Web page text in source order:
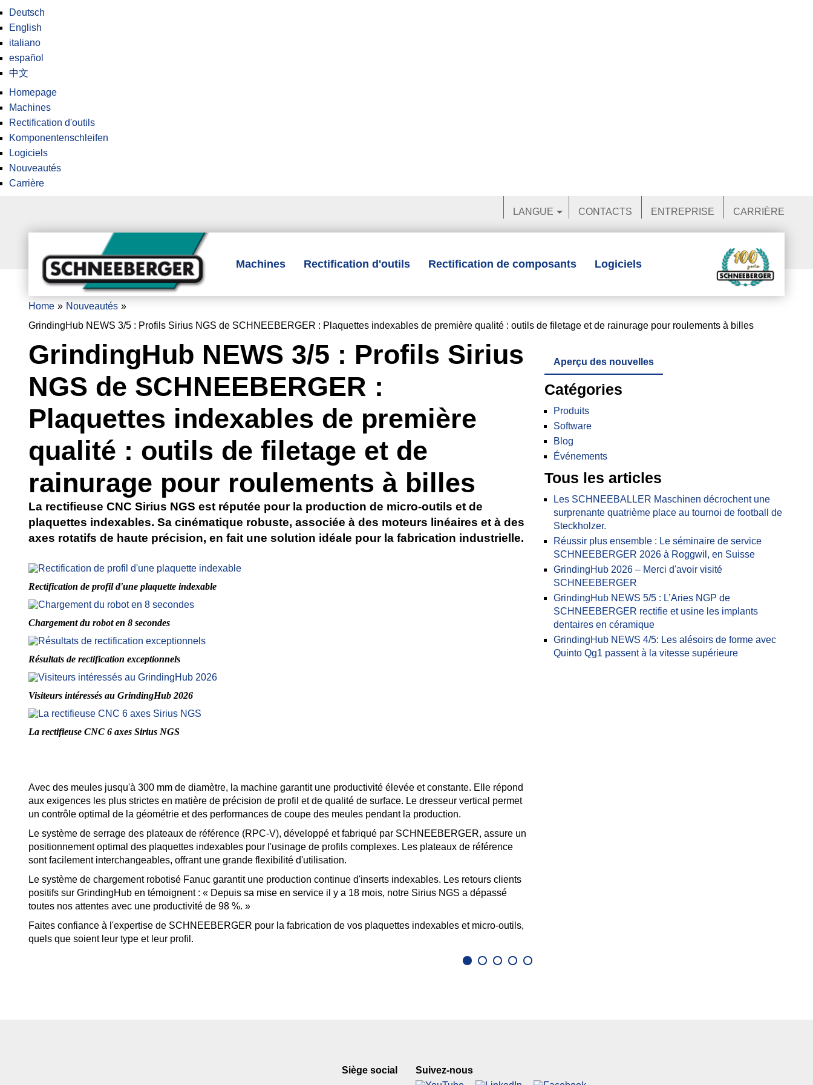
Deutsch
English
italiano
español
中文
Homepage
Machines
Rectification d'outils
Komponentenschleifen
Logiciels
Nouveautés
Carrière
LANGUE CONTACTS ENTREPRISE CARRIÈRE
Machines Rectification d'outils Rectification de composants Logiciels
Home
Nouveautés
GrindingHub NEWS 3/5 : Profils Sirius NGS de SCHNEEBERGER : Plaquettes indexables de première qualité : outils de filetage et de rainurage pour roulements à billes
GrindingHub NEWS 3/5 : Profils Sirius
NGS de SCHNEEBERGER :
Plaquettes indexables de première
qualité : outils de filetage et de
rainurage pour roulements à billes
La rectifieuse CNC Sirius NGS est réputée pour la production de micro-outils et de
plaquettes indexables. Sa cinématique robuste, associée à des moteurs linéaires et à des
axes rotatifs de haute précision, en fait une solution idéale pour la fabrication industrielle.
Rectification de profil d'une plaquette indexable
Chargement du robot en 8 secondes
Résultats de rectification exceptionnels
Visiteurs intéressés au GrindingHub 2026
La rectifieuse CNC 6 axes Sirius NGS
Avec des meules jusqu'à 300 mm de diamètre, la machine garantit une productivité élevée et constante. Elle répond
aux exigences les plus strictes en matière de précision de profil et de qualité de surface. Le dresseur vertical permet
un contrôle optimal de la géométrie et des performances de coupe des meules pendant la production.
Le système de serrage des plateaux de référence (RPC-V), développé et fabriqué par SCHNEEBERGER, assure un
positionnement optimal des plaquettes indexables pour l'usinage de profils complexes. Les plateaux de référence
sont facilement interchangeables, offrant une grande flexibilité d'utilisation.
Le système de chargement robotisé Fanuc garantit une production continue d'inserts indexables. Les retours clients
positifs sur GrindingHub en témoignent : « Depuis sa mise en service il y a 18 mois, notre Sirius NGS a dépassé
toutes nos attentes avec une productivité de 98 %. »
Faites confiance à l'expertise de SCHNEEBERGER pour la fabrication de vos plaquettes indexables et micro-outils,
quels que soient leur type et leur profil.
Aperçu des nouvelles
Catégories
Produits
Software
Blog
Événements
Tous les articles
Les SCHNEEBALLER Maschinen décrochent une
surprenante quatrième place au tournoi de football de
Steckholzer.
Réussir plus ensemble : Le séminaire de service
SCHNEEBERGER 2026 à Roggwil, en Suisse
GrindingHub 2026 – Merci d'avoir visité
SCHNEEBERGER
GrindingHub NEWS 5/5 : L’Aries NGP de
SCHNEEBERGER rectifie et usine les implants
dentaires en céramique
GrindingHub NEWS 4/5: Les alésoirs de forme avec
Quinto Qg1 passent à la vitesse supérieure
Siège social Suivez-nous